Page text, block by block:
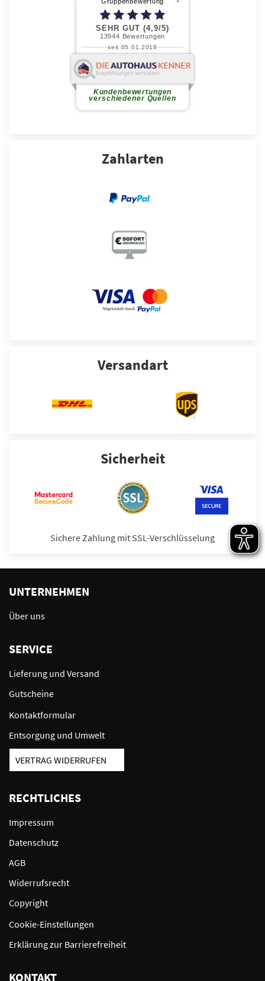
Zahlarten
Versandart
Sicherheit
Sichere Zahlung mit SSL-Verschlüsselung
UNTERNEHMEN
Über uns
SERVICE
Lieferung und Versand
Gutscheine
Kontaktformular
Entsorgung und Umwelt
VERTRAG WIDERRUFEN
RECHTLICHES
Impressum
Datenschutz
AGB
Widerrufsrecht
Copyright
Cookie-Einstellungen
Erklärung zur Barrierefreiheit
KONTAKT